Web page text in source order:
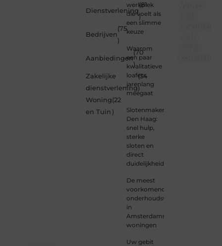
Dienstverlening
(81
)
Bedrijven
(75
)
Aanbiedingen
(70
)
Zakelijke
dienstverlening
(34
)
Woning
en Tuin
(22
)
werkplek
die voelt als
een slimme
keuze
Waarom
een paar
kwalitatieve
loafers
jarenlang
meegaat
Slotenmaker
Den Haag:
snel hulp,
sterke
sloten en
direct
duidelijkheid
De meest
voorkomende
onderhoudswerkzaamheden
in
Amsterdamse
woningen
Uw gebit